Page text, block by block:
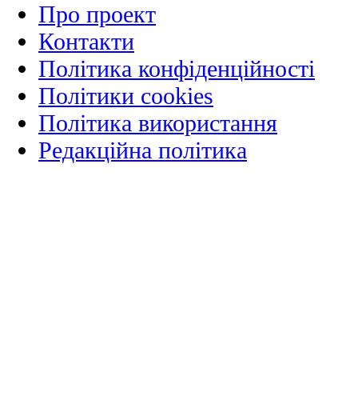
Про проект
Контакти
Політика конфіденційності
Політики cookies
Політика використання
Редакційна політика